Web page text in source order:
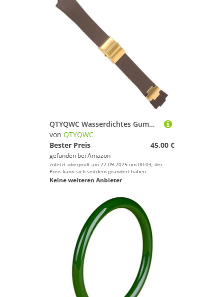
QTYQWC Wasserdichtes Gummi-Uhrenarmband für Ulysse-Nardin Marine-Uhrenarmband, Herren-Sportarmband
von QTYQWC
Bester Preis
45,00 €
gefunden bei Amazon
zuletzt überprüft am 27.09.2025 um 00:03; der
Preis kann sich seitdem geändert haben.
Keine weiteren Anbieter